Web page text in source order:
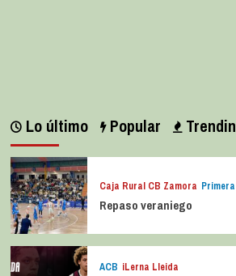
Lo último Popular
Caja Rural CB Zamora Primera
Repaso veraniego
ACB iLerna Lleida